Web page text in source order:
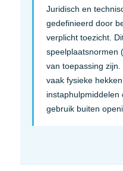
Juridisch en
gedefinieerd door
verplicht toezicht.
speelplaatsnormen
van toepassing
vaak fysieke
instaphulpmiddelen
gebruik buiten